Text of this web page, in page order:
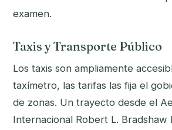
examen.
Taxis y Transporte Público
Los taxis son ampliamente
taxímetro, las tarifas las fija el
de zonas. Un trayecto desde el
Internacional Robert L. Bradshaw